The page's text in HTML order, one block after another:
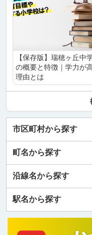
【保存版】瑞穂ヶ丘中
の概要と特徴｜学力が
理由とは
市区町村から探す
町名から探す
沿線名から探す
駅名から探す